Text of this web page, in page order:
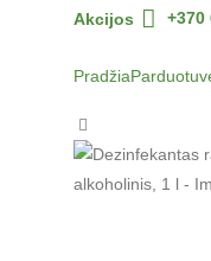
Akcijos +370
Pradžia